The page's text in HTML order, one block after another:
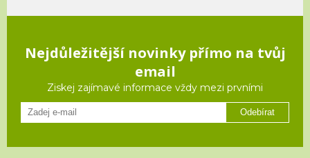
Nejdůležitější novinky přímo na tvůj
email
Ziskej zajímavé informace vždy mezi prvními
Odebírat